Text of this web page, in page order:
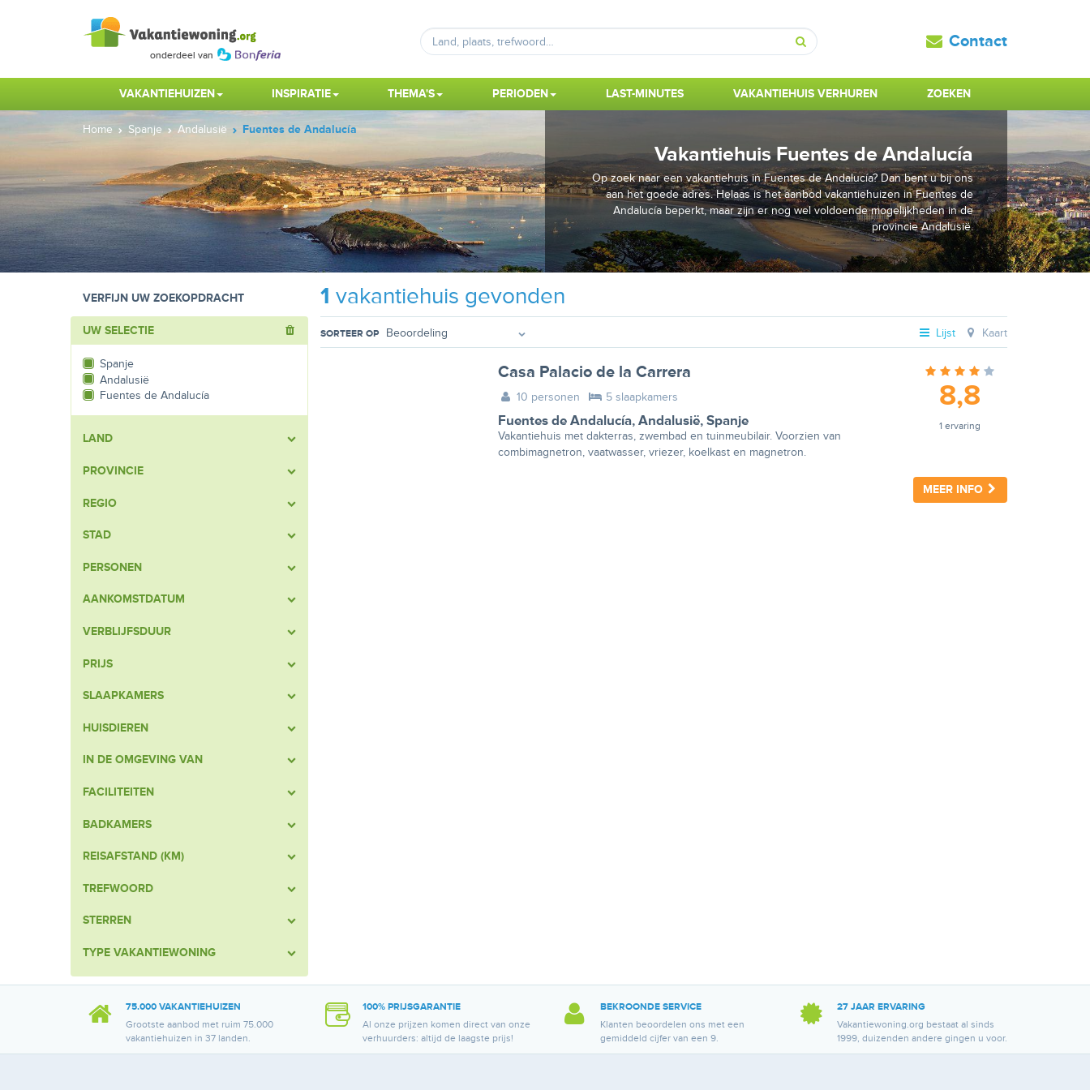
Zoeken
Contact
VAKANTIEHUIZEN INSPIRATIE THEMA'S PERIODEN LAST-MINUTES VAKANTIEHUIS VERHUREN ZOEKEN
Home Spanje Andalusië Fuentes de Andalucía
Vakantiehuis Fuentes de Andalucía
Op zoek naar een vakantiehuis in Fuentes de Andalucía? Dan bent u bij ons
aan het goede adres. Helaas is het aanbod vakantiehuizen in Fuentes de
Andalucía beperkt, maar zijn er nog wel voldoende mogelijkheden in de
provincie Andalusië.
VERFIJN UW ZOEKOPDRACHT 1 vakantiehuis gevonden
UW SELECTIE
Spanje
Andalusië
Fuentes de Andalucía
LAND
PROVINCIE
REGIO
STAD
PERSONEN
AANKOMSTDATUM
VERBLIJFSDUUR
PRIJS
SLAAPKAMERS
HUISDIEREN
IN DE OMGEVING VAN
FACILITEITEN
BADKAMERS
REISAFSTAND (KM)
TREFWOORD
STERREN
TYPE VAKANTIEWONING
SORTEER OP Lijst Kaart
Casa Palacio de la Carrera
10 personen 5 slaapkamers
Fuentes de Andalucía, Andalusië, Spanje
Vakantiehuis met dakterras, zwembad en tuinmeubilair. Voorzien van
combimagnetron, vaatwasser, vriezer, koelkast en magnetron.
8,8
1 ervaring
MEER INFO
75.000 VAKANTIEHUIZEN
Grootste aanbod met ruim 75.000
vakantiehuizen in 37 landen.
100% PRIJSGARANTIE
Al onze prijzen komen direct van onze
verhuurders: altijd de laagste prijs!
BEKROONDE SERVICE
Klanten beoordelen ons met een
gemiddeld cijfer van een 9.
27 JAAR ERVARING
Vakantiewoning.org bestaat al sinds
1999, duizenden andere gingen u voor.